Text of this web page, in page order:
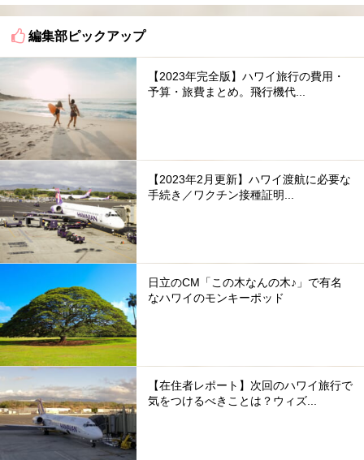
編集部ピックアップ
【2023年完全版】ハワイ旅行の費用・
予算・旅費まとめ。飛行機代...
【2023年2月更新】ハワイ渡航に必要な
手続き／ワクチン接種証明...
日立のCM「この木なんの木♪」で有名
なハワイのモンキーポッド
【在住者レポート】次回のハワイ旅行で
気をつけるべきことは？ウィズ...